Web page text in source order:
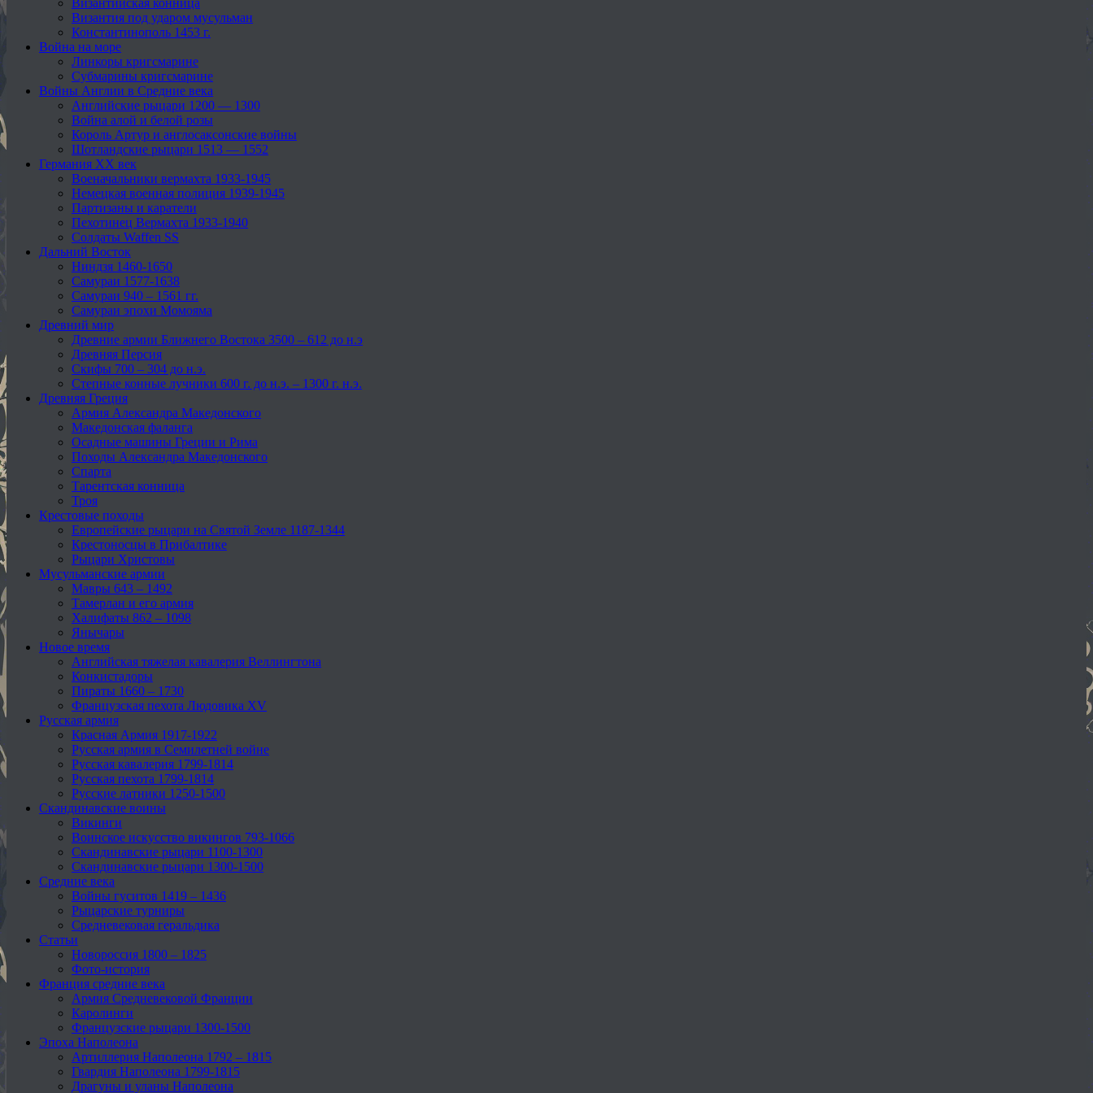
Византийская конница
Византия под ударом мусульман
Константинополь 1453 г.
Война на море
Линкоры кригсмарине
Субмарины кригсмарине
Войны Англии в Средние века
Английские рыцари 1200 — 1300
Война алой и белой розы
Король Артур и англосаксонские войны
Шотландские рыцари 1513 — 1552
Германия XX век
Военачальники вермахта 1933-1945
Немецкая военная полиция 1939-1945
Партизаны и каратели
Пехотинец Вермахта 1933-1940
Солдаты Waffen SS
Дальний Восток
Ниндзя 1460-1650
Самураи 1577-1638
Самураи 940 – 1561 гг.
Самураи эпохи Момояма
Древний мир
Древние армии Ближнего Востока 3500 – 612 до н.э
Древняя Персия
Скифы 700 – 304 до н.э.
Степные конные лучники 600 г. до н.э. – 1300 г. н.э.
Древняя Греция
Армия Александра Македонского
Македонская фаланга
Осадные машины Греции и Рима
Походы Александра Македонского
Спарта
Тарентская конница
Троя
Крестовые походы
Европейские рыцари на Святой Земле 1187-1344
Крестоносцы в Прибалтике
Рыцари Христовы
Мусульманские армии
Мавры 643 – 1492
Тамерлан и его армия
Халифаты 862 – 1098
Янычары
Новое время
Английская тяжелая кавалерия Веллингтона
Конкистадоры
Пираты 1660 – 1730
Французская пехота Людовика XV
Русская армия
Красная Армия 1917-1922
Русская армия в Семилетней войне
Русская кавалерия 1799-1814
Русская пехота 1799-1814
Русские латники 1250-1500
Скандинавские воины
Викинги
Воинское искусство викингов 793-1066
Скандинавские рыцари 1100-1300
Скандинавские рыцари 1300-1500
Средние века
Войны гуситов 1419 – 1436
Рыцарские турниры
Средневековая геральдика
Статьи
Новороссия 1800 – 1825
Фото-история
Франция средние века
Армия Средневековой Франции
Каролинги
Французские рыцари 1300-1500
Эпоха Наполеона
Артиллерия Наполеона 1792 – 1815
Гвардия Наполеона 1799-1815
Драгуны и уланы Наполеона